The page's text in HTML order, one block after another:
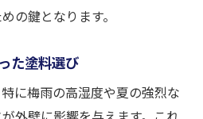
の鍵となります。
た塗料選び
に梅雨の高湿度や夏の強烈な